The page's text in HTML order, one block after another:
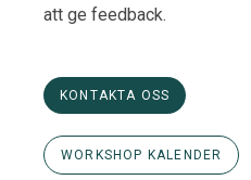
att ge feedback.
KONTAKTA OSS
WORKSHOP KALENDER